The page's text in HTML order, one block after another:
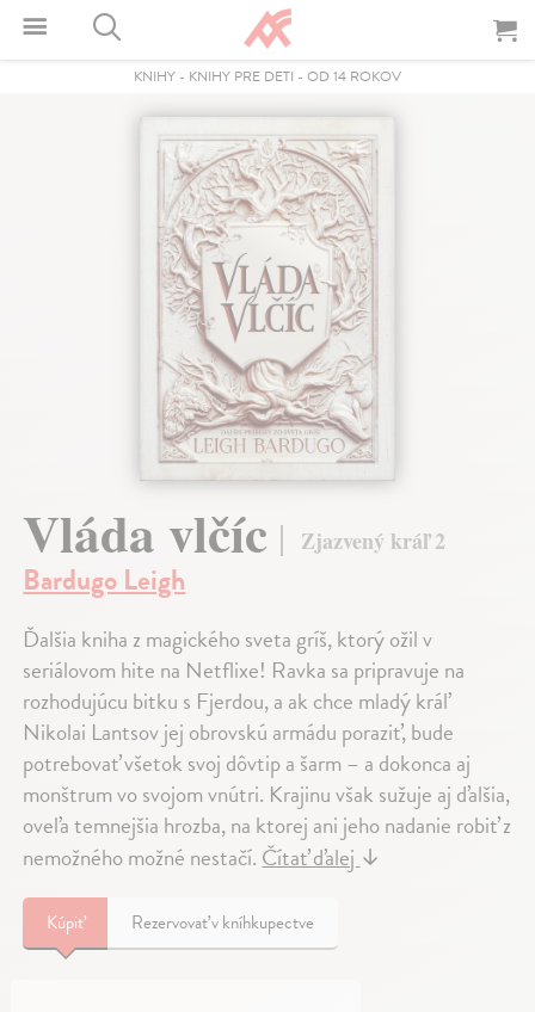
KNIHY - KNIHY PRE DETI - OD 14 ROKOV
Vláda vlčíc Zjazvený kráľ 2
Bardugo Leigh
Ďalšia kniha z magického sveta gríš, ktorý ožil v
seriálovom hite na Netflixe! Ravka sa pripravuje na
rozhodujúcu bitku s Fjerdou, a ak chce mladý kráľ
Nikolai Lantsov jej obrovskú armádu poraziť, bude
potrebovať všetok svoj dôvtip a šarm – a dokonca aj
monštrum vo svojom vnútri. Krajinu však sužuje aj ďalšia,
oveľa temnejšia hrozba, na ktorej ani jeho nadanie robiť z
nemožného možné nestačí.Čítať ďalej↓
Kúpiť Rezervovať v kníhkupectve